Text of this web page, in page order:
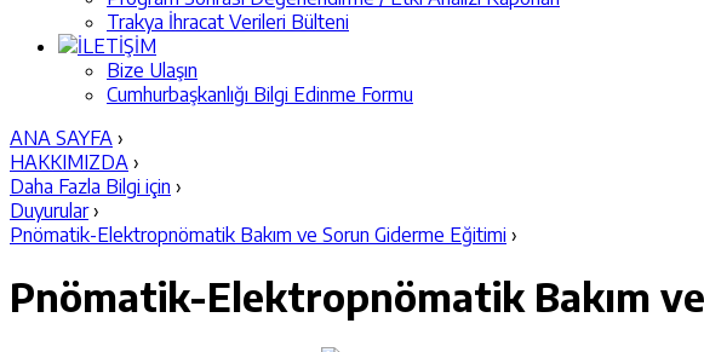
Trakya İhracat Verileri Bülteni
İLETİŞİM
Bize Ulaşın
Cumhurbaşkanlığı Bilgi Edinme Formu
ANA SAYFA ›
HAKKIMIZDA ›
Daha Fazla Bilgi için ›
Duyurular ›
Pnömatik-Elektropnömatik Bakım ve Sorun Giderme Eğitimi ›
Pnömatik-Elektropnömatik Bakım